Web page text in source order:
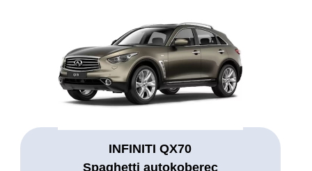
INFINITI QX70
Spaghetti autokoberec